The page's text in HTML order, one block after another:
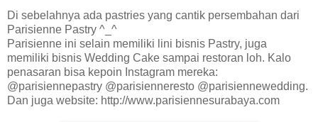
Di sebelahnya ada pastries yang cantik persembahan dari
Parisienne Pastry ^_^
Parisienne ini selain memiliki lini bisnis Pastry, juga
memiliki bisnis Wedding Cake sampai restoran loh. Kalo
penasaran bisa kepoin Instagram mereka:
@parisiennepastry @parisienneresto @parisiennewedding.
Dan juga website: http://www.parisiennesurabaya.com